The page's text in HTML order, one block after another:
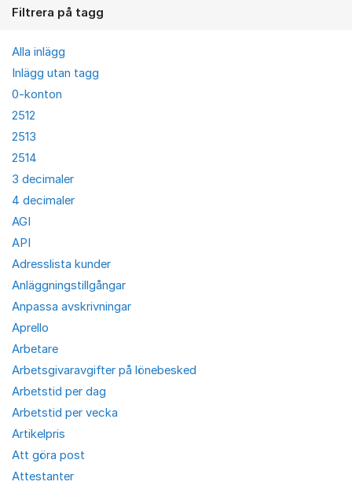
Filtrera på tagg
Alla inlägg
Inlägg utan tagg
0-konton
2512
2513
2514
3 decimaler
4 decimaler
AGI
API
Adresslista kunder
Anläggningstillgångar
Anpassa avskrivningar
Aprello
Arbetare
Arbetsgivaravgifter på lönebesked
Arbetstid per dag
Arbetstid per vecka
Artikelpris
Att göra post
Attestanter